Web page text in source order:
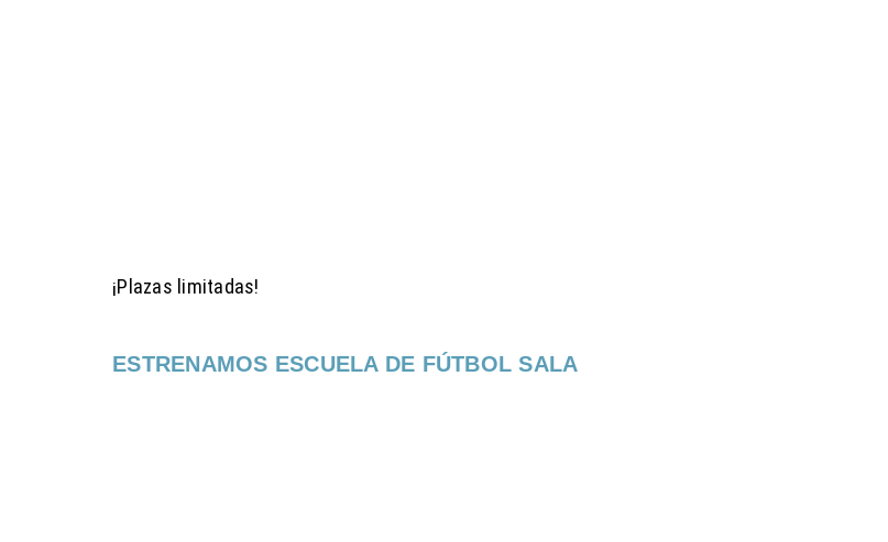
¡Plazas limitadas!
ESTRENAMOS ESCUELA DE FÚTBOL SALA